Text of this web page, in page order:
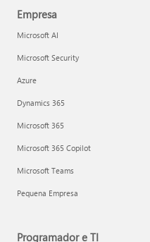
Empresa
Microsoft AI
Microsoft Security
Azure
Dynamics 365
Microsoft 365
Microsoft 365 Copilot
Microsoft Teams
Pequena Empresa
Programador e TI